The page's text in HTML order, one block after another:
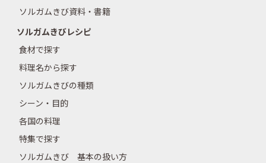
ソルガムきび資料・書籍
ソルガムきびレシピ
食材で探す
料理名から探す
ソルガムきびの種類
シーン・目的
各国の料理
特集で探す
ソルガムきび 基本の扱い方